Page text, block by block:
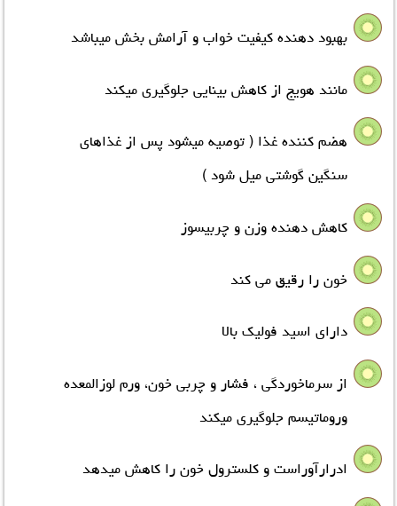
بهبود دهنده کیفیت خواب و آرامش بخش میباشد
مانند هویج از کاهش بینایی جلوگیری میکند
هضم کننده غذا ( توصیه میشود پس از غذاهای
سنگین گوشتی میل شود )
کاهش دهنده وزن و چربیسوز
خون را رقیق می کند
دارای اسید فولیک بالا
از سرماخوردگی ، فشار و چربی خون، ورم لوزالمعده
وروماتیسم جلوگیري میکند
ادرارآوراست و کلسترول خون را کاهش میدهد